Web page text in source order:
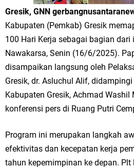
Komitmen Pelayanan Publik dan
Optik Merlin Donasikan Rp10,36 Juta,
JKNN
Ruwatan Malam Satu Suro di Dusun
yang Terus Istiqomah
1448 H dengan Doa Kedamaian
Wakil Ketua DPRD Gresik Mujid Riduan
Gresik, GNN
Kabupaten (Pemkab) Gresik
100 Hari Kerja sebagai bagian
Nawakarsa, Senin (16/6/2025).
disampaikan langsung oleh
Gresik, dr. Asluchul Alif,
Kabupaten Gresik, Achmad
konferensi pers di Ruang Putri
Program ini merupakan langkah
efektivitas dan kecepatan kerja
tahun kepemimpinan ke depan. Plt